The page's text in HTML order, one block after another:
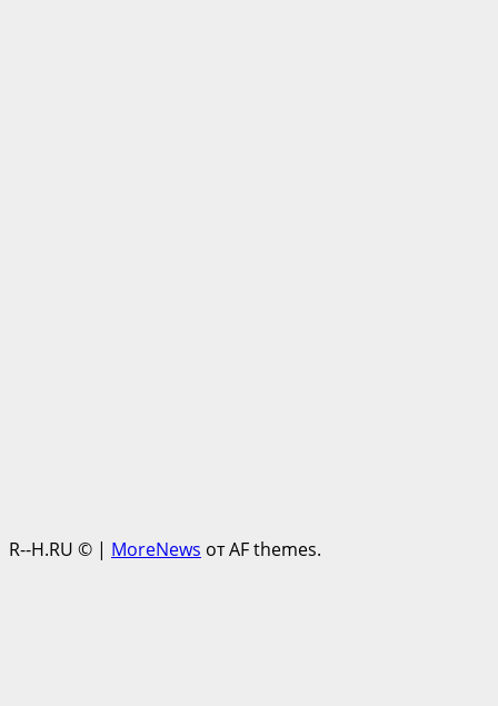
R--H.RU © | MoreNews от AF themes.